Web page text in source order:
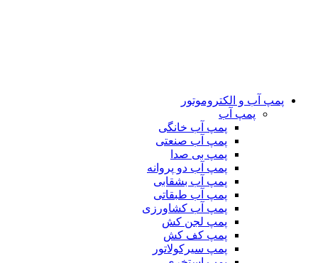
پمپ آب و الکتروموتور
پمپ آب
پمپ آب خانگی
پمپ آب صنعتی
پمپ بی صدا
پمپ آب دو پروانه
پمپ آب بشقابی
پمپ آب طبقاتی
پمپ آب کشاورزی
پمپ لجن کش
پمپ کف کش
پمپ سیرکولاتور